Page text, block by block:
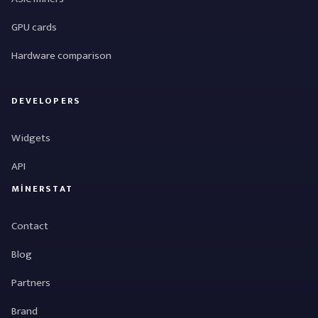
GPU cards
Hardware comparison
DEVELOPERS
Widgets
API
MINERSTAT
Contact
Blog
Partners
Brand